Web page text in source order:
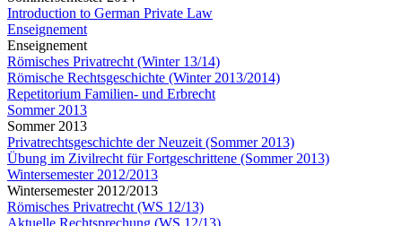
Introduction to German Private Law
Enseignement
Enseignement
Römisches Privatrecht (Winter 13/14)
Römische Rechtsgeschichte (Winter 2013/2014)
Repetitorium Familien- und Erbrecht
Sommer 2013
Sommer 2013
Privatrechtsgeschichte der Neuzeit (Sommer 2013)
Übung im Zivilrecht für Fortgeschrittene (Sommer 2013)
Wintersemester 2012/2013
Wintersemester 2012/2013
Römisches Privatrecht (WS 12/13)
Aktuelle Rechtsprechung (WS 12/13)